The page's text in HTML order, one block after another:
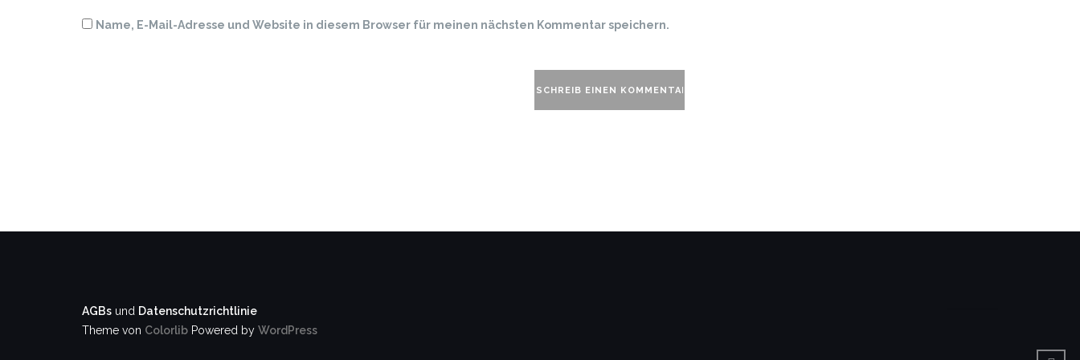
Name, E-Mail-Adresse und Website in diesem Browser für meinen nächsten Kommentar speichern.
AGBs und Datenschutzrichtlinie
Theme von Colorlib Powered by WordPress